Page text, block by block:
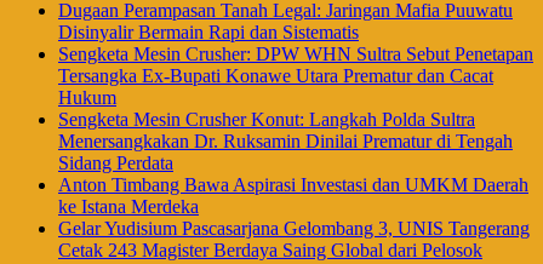
Dugaan Perampasan Tanah Legal: Jaringan Mafia Puuwatu
Disinyalir Bermain Rapi dan Sistematis
Sengketa Mesin Crusher: DPW WHN Sultra Sebut Penetapan
Tersangka Ex-Bupati Konawe Utara Prematur dan Cacat
Hukum
Sengketa Mesin Crusher Konut: Langkah Polda Sultra
Menersangkakan Dr. Ruksamin Dinilai Prematur di Tengah
Sidang Perdata
Anton Timbang Bawa Aspirasi Investasi dan UMKM Daerah
ke Istana Merdeka
Gelar Yudisium Pascasarjana Gelombang 3, UNIS Tangerang
Cetak 243 Magister Berdaya Saing Global dari Pelosok